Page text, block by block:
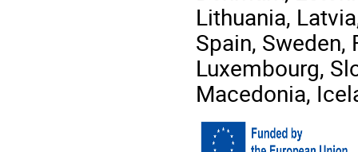
Lithuania,
Spain, Sweden,
Luxembourg,
Macedonia,